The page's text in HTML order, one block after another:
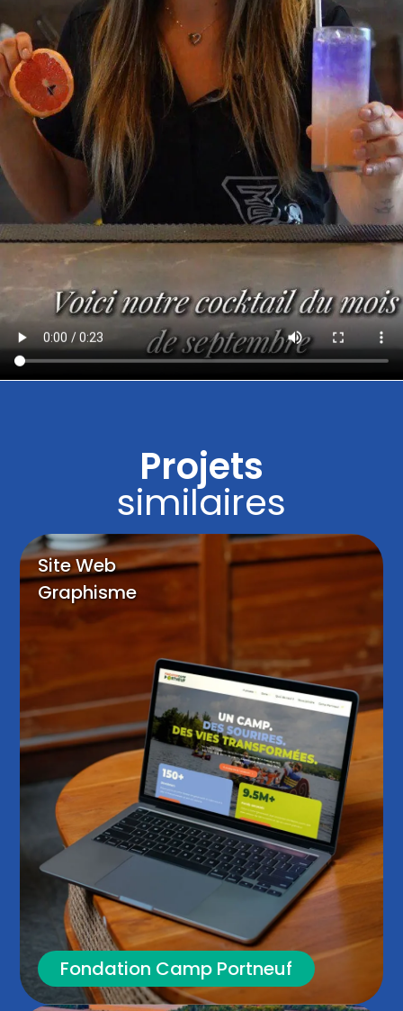
publicité et d'analyse, qui peuvent combiner celles-ci
avec d'autres informations que vous leur avez fournies
ou qu'ils ont collectées lors de votre utilisation de leurs
services.
Sélection
consentement
Nécessaires
Préférences
Statistiques
Marketing
Afficher les détails
Autoriser la sélection
Refuser
Projets
similaires
Site Web
Graphisme
Fondation Camp Portneuf